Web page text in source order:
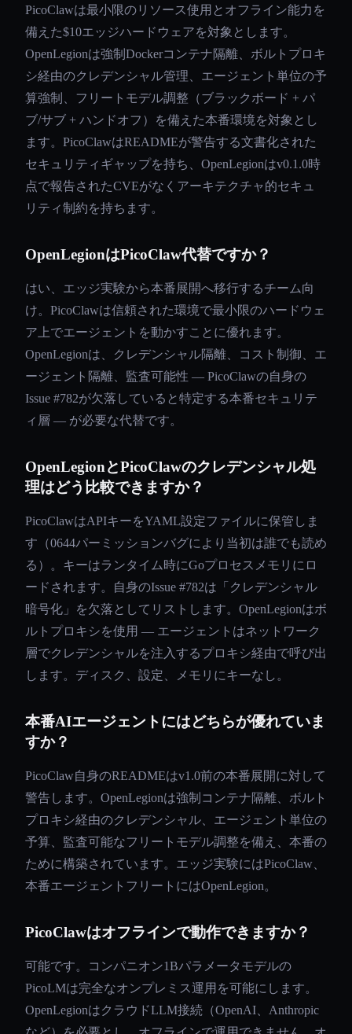
PicoClawは最小限のリソース使用とオフライン能力を
備えた$10エッジハードウェアを対象とします。
OpenLegionは強制Dockerコンテナ隔離、ボルトプロキ
シ経由のクレデンシャル管理、エージェント単位の予
算強制、フリートモデル調整（ブラックボード + パ
ブ/サブ + ハンドオフ）を備えた本番環境を対象とし
ます。PicoClawはREADMEが警告する文書化された
セキュリティギャップを持ち、OpenLegionはv0.1.0時
点で報告されたCVEがなくアーキテクチャ的セキュ
リティ制約を持ちます。
OpenLegionはPicoClaw代替ですか？
はい、エッジ実験から本番展開へ移行するチーム向
け。PicoClawは信頼された環境で最小限のハードウェ
ア上でエージェントを動かすことに優れます。
OpenLegionは、クレデンシャル隔離、コスト制御、エ
ージェント隔離、監査可能性 — PicoClawの自身の
Issue #782が欠落していると特定する本番セキュリテ
ィ層 — が必要な代替です。
OpenLegionとPicoClawのクレデンシャル処
理はどう比較できますか？
PicoClawはAPIキーをYAML設定ファイルに保管しま
す（0644パーミッションバグにより当初は誰でも読め
る）。キーはランタイム時にGoプロセスメモリにロ
ードされます。自身のIssue #782は「クレデンシャル
暗号化」を欠落としてリストします。OpenLegionはボ
ルトプロキシを使用 — エージェントはネットワーク
層でクレデンシャルを注入するプロキシ経由で呼び出
します。ディスク、設定、メモリにキーなし。
本番AIエージェントにはどちらが優れていま
すか？
PicoClaw自身のREADMEはv1.0前の本番展開に対して
警告します。OpenLegionは強制コンテナ隔離、ボルト
プロキシ経由のクレデンシャル、エージェント単位の
予算、監査可能なフリートモデル調整を備え、本番の
ために構築されています。エッジ実験にはPicoClaw、
本番エージェントフリートにはOpenLegion。
PicoClawはオフラインで動作できますか？
可能です。コンパニオン1Bパラメータモデルの
PicoLMは完全なオンプレミス運用を可能にします。
OpenLegionはクラウドLLM接続（OpenAI、Anthropic